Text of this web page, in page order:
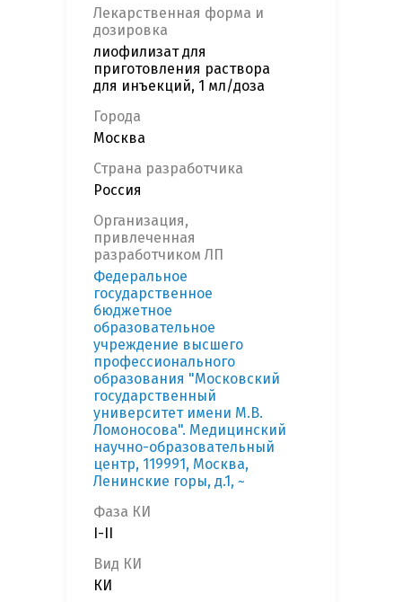
Лекарственная форма и
дозировка
лиофилизат для
приготовления раствора
для инъекций, 1 мл/доза
Города
Москва
Страна разработчика
Россия
Организация,
привлеченная
разработчиком ЛП
Федеральное
государственное
бюджетное
образовательное
учреждение высшего
профессионального
образования "Московский
государственный
университет имени М.В.
Ломоносова". Медицинский
научно-образовательный
центр, 119991, Москва,
Ленинские горы, д.1, ~
Фаза КИ
I-II
Вид КИ
КИ